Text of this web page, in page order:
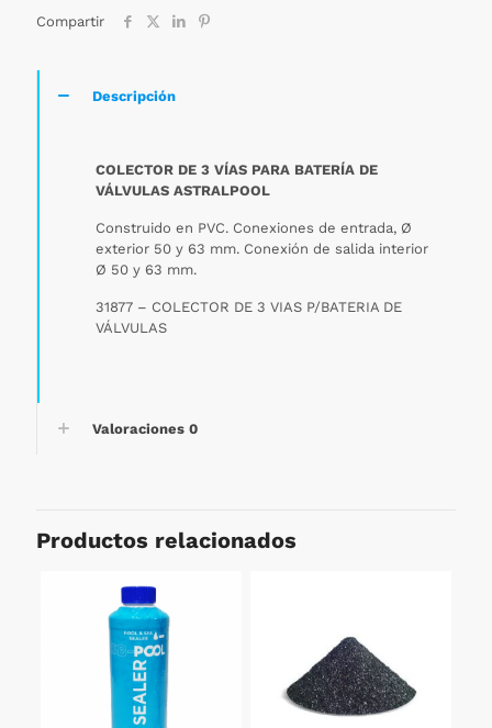
Compartir
Descripción
COLECTOR DE 3 VÍAS PARA BATERÍA DE
VÁLVULAS ASTRALPOOL
Construido en PVC. Conexiones de entrada, Ø
exterior 50 y 63 mm. Conexión de salida interior
Ø 50 y 63 mm.
31877 – COLECTOR DE 3 VIAS P/BATERIA DE
VÁLVULAS
Valoraciones 0
Productos relacionados